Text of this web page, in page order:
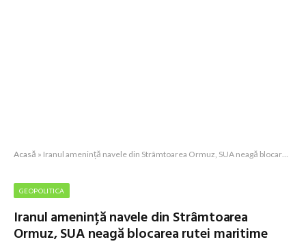
Acasă » Iranul amenință navele din Strâmtoarea Ormuz, SUA neagă blocarea rutei maritime
GEOPOLITICA
Iranul amenință navele din Strâmtoarea
Ormuz, SUA neagă blocarea rutei maritime